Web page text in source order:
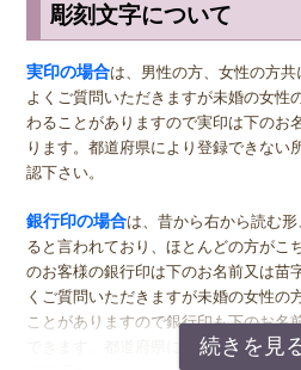
であるのに対し、チタンの印鑑だけは
せん。 印鑑が朱肉で汚れたら、その
洗いしましょう。簡単に汚れを落とす
も、きれいに汚れを落として専用の印
サイズ選びのアドバイス
実印の男性用は、堂々とした大きいサ
ミリがおすすめです。女性用の実印で
リ。女性用の実印で名のみの場合は、
の方でご結婚されている場合は、ご主
なるのが一般的ですが、同じ大きさの
女関係なく大きいものをおすすめしま
り下さい。印材によっては、21.0ミリ
際は、各商品ページにてご確認くださ
銀行印の男性用は、16.5ミリがおすす
彫刻文字について
実印の場合は、男性の方、女性の方共
よくご質問いただきますが未婚の女性
わることがありますので実印は下のお
ります。都道府県により登録できない
認下さい。
銀行印の場合は、昔から右から読む
ると言われており、ほとんどの方がこ
のお客様の銀行印は下のお名前又は苗
くご質問いただきますが未婚の女性の
ことがありますので銀行印も下のお名
できます。都道府県により登録できな